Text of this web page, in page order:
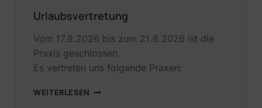
–
AUF
STOCKWERKEN
Urlaubsvertretung
Vom 17.8.2026 bis zum 21.8.2026 ist die
Praxis geschlossen.
Es vertreten uns folgende Praxen:
WEITERLESEN URLAUBSVERTRETUNG